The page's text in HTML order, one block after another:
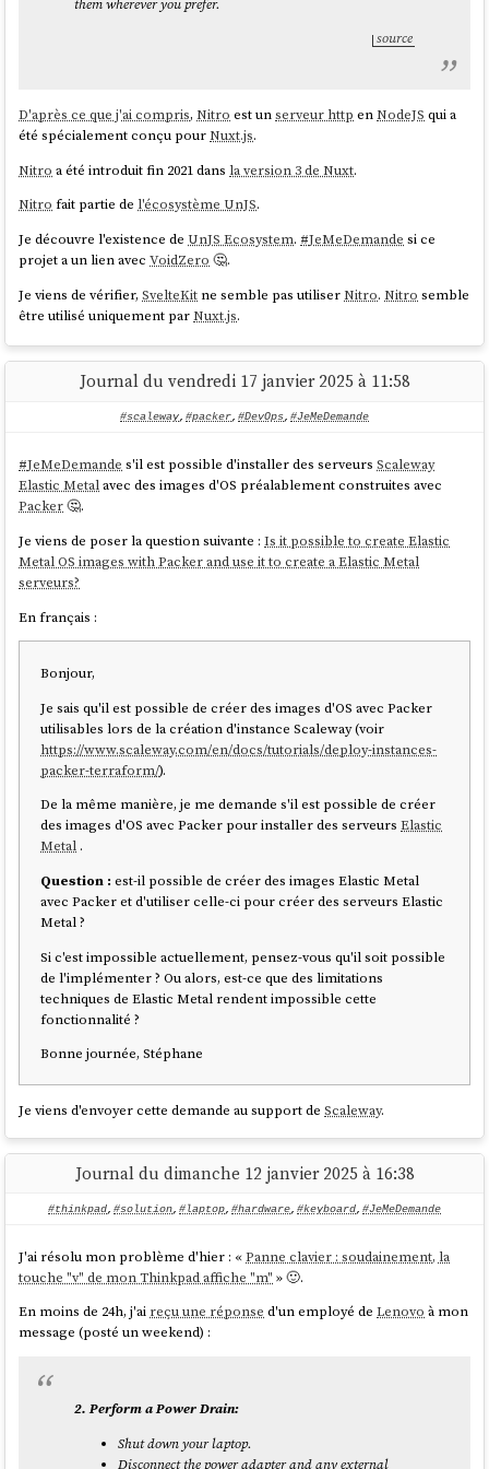
Je pense que c'est ce type de lettre que me demande l'agence des
Le formulaire me propose 3 options :
"Le régime réel simplifié d'imposition TVA"
"Le régime alternatif du mini-réel"
D'après mes recherches,
Régime en base de TVA
Régime réel simplifié d'imposition à la TVA
Régime réel normal d'imposition à la TVA
(Lien vers une versionGoogle Spreadshet du tableau )
base de TVA
TVA
la TVA
❌ Non ✅ Oui
Déclarations
de TVA
❌ Aucune
(CA12) +
acomptes
Paiement de la
TVA
régularisation
annuelle
Récupération
de la TVA
❌ Non ✅ Oui
comptables
simplifiée
Charge
administrative
✅ Très faible ⚠️ Moyenne ❌
Seuil de
chiffre
(commerce) /
(services)
source
D'après ce que j'ai compris,Nitro est unserveur http enNodeJS qui a
été spécialement conçu pourNuxt.js.
Nitro a été introduit fin 2021 dans la version 3 de Nuxt.
Nitro fait partie de l'écosystème UnJS.
Je découvre l'existence deUnJS Ecosystem. #JeMeDemande si ce
projet a un lien avecVoidZero 🤔.
Je viens de vérifier,SvelteKit ne semble pas utiliserNitro.Nitro semble
être utilisé uniquement parNuxt.js.
Journal du vendredi 17 janvier 2025 à 11:58
#scaleway, #packer, #DevOps, #JeMeDemande
#JeMeDemande s'il est possible d'installer des serveursScaleway
Elastic Metalavec des images d'OS préalablement construites avec
Packer🤔.
Je viens de poser la question suivante :Is it possible to create Elastic
Metal OS images with Packer and use it to create a Elastic Metal
serveurs?
En français :
Bonjour,
Je sais qu'il est possible de créer des images d'OS avec Packer
utilisables lors de la création d'instance Scaleway (voir
https://www.scaleway.com/en/docs/tutorials/deploy-instances-
packer-terraform/).
De la même manière, je me demande s'il est possible de créer
des images d'OS avec Packer pour installer des serveursElastic
Metal .
Question : est-il possible de créer des images Elastic Metal
avec Packer et d'utiliser celle-ci pour créer des serveurs Elastic
Metal ?
Si c'est impossible actuellement, pensez-vous qu'il soit possible
de l'implémenter ? Ou alors, est-ce que des limitations
techniques de Elastic Metal rendent impossible cette
fonctionnalité ?
Bonne journée, Stéphane
Je viens d'envoyer cette demande au support deScaleway.
Journal du dimanche 12 janvier 2025 à 16:38
#thinkpad, #solution, #laptop, #hardware, #keyboard, #JeMeDemande
J'ai résolu mon problème d'hier : «Panne clavier : soudainement, la
touche "v" de mon Thinkpad affiche "m" » 🙂.
En moins de 24h, j'ai reçu une réponse d'un employé deLenovo à mon
message (posté un weekend) :
2. Perform a Power Drain:
Shut down your laptop.
Disconnect the power adapter and any external